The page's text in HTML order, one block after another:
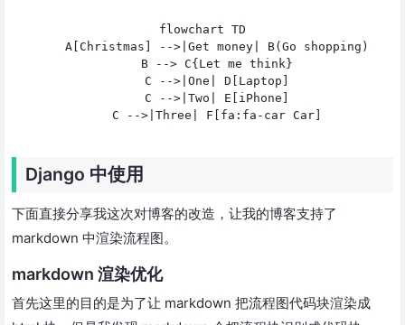
flowchart TD
    A[Christmas] -->|Get money| B(Go shopping)
    B --> C{Let me think}
    C -->|One| D[Laptop]
    C -->|Two| E[iPhone]
Django 中使用
下面直接分享我这次对博客的改造，让我的博客支持了
markdown 中渲染流程图。
markdown 渲染优化
首先这里的目的是为了让 markdown 把流程图代码块渲染成